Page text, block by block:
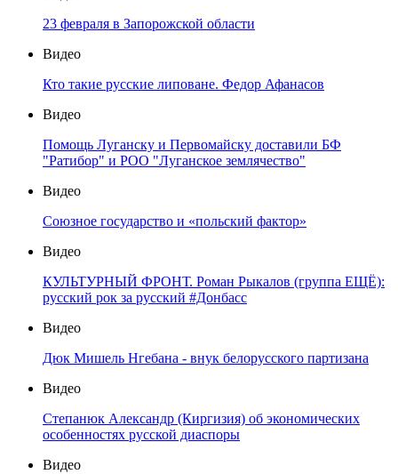
23 февраля в Запорожской области
Видео
Кто такие русские липоване. Федор Афанасов
Видео
Помощь Луганску и Первомайску доставили БФ
"Ратибор" и РОО "Луганское землячество"
Видео
Союзное государство и «польский фактор»
Видео
КУЛЬТУРНЫЙ ФРОНТ. Роман Рыкалов (группа ЕЩЁ):
русский рок за русский #Донбасс
Видео
Дюк Мишель Нгебана - внук белорусского партизана
Видео
Степанюк Александр (Киргизия) об экономических
особенностях русской диаспоры
Видео